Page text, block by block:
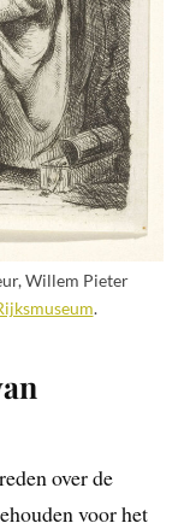
Willem Pieter
.
over de
voor het